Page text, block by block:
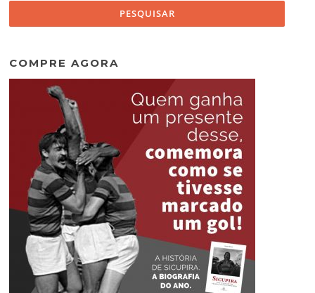
COMPRE AGORA